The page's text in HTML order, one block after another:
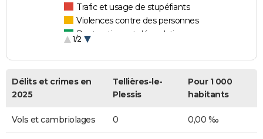
Trafic et usage de stupéfiants
Violences contre des personnes
Destructions et dégradations
1/2
Délits et crimes en
2025
Tellières-le-
Plessis
Pour 1 000
habitants
Vols et cambriolages 0 0,00 ‰